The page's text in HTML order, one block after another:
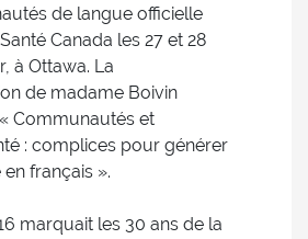
de langue officielle
Canada les 27 et 28
à Ottawa. La
de madame Boivin
Communautés et
: complices pour générer
français ».
marquait les 30 ans de la